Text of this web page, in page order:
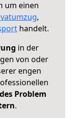
um einen
,
handelt.
in der
von oder
engen
Problem
.